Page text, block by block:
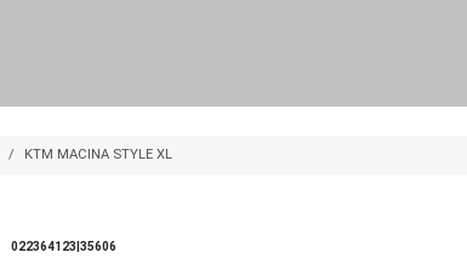
KTM MACINA STYLE XL
022364123|35606